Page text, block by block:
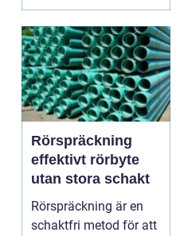
Rörspräckning
effektivt rörbyte
utan stora schakt
Rörspräckning är en
schaktfri metod för att